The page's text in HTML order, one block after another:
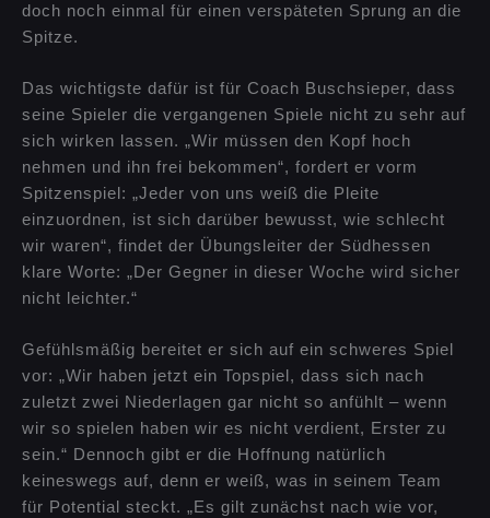
doch noch einmal für einen verspäteten Sprung an die
Spitze.
Das wichtigste dafür ist für Coach Buschsieper, dass
seine Spieler die vergangenen Spiele nicht zu sehr auf
sich wirken lassen. „Wir müssen den Kopf hoch
nehmen und ihn frei bekommen“, fordert er vorm
Spitzenspiel: „Jeder von uns weiß die Pleite
einzuordnen, ist sich darüber bewusst, wie schlecht
wir waren“, findet der Übungsleiter der Südhessen
klare Worte: „Der Gegner in dieser Woche wird sicher
nicht leichter.“
Gefühlsmäßig bereitet er sich auf ein schweres Spiel
vor: „Wir haben jetzt ein Topspiel, dass sich nach
zuletzt zwei Niederlagen gar nicht so anfühlt – wenn
wir so spielen haben wir es nicht verdient, Erster zu
sein.“ Dennoch gibt er die Hoffnung natürlich
keineswegs auf, denn er weiß, was in seinem Team
für Potential steckt. „Es gilt zunächst nach wie vor,